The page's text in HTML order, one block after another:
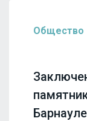
Общество
Барнауле